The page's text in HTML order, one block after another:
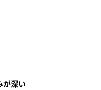
が深い